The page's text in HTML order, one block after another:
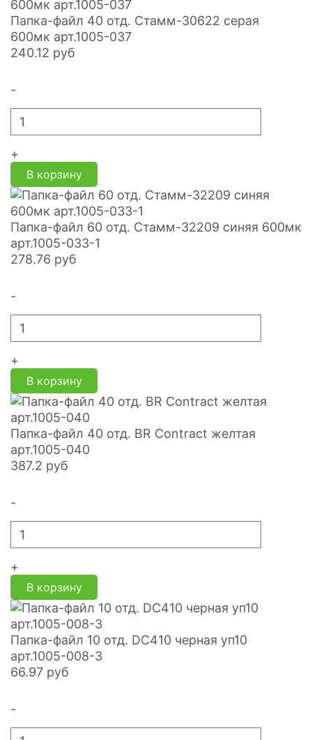
Папка-файл 40 отд. Стамм-30622 серая
600мк арт.1005-037
240.12 руб
-
+
В корзину
Папка-файл 60 отд. Стамм-32209 синяя 600мк
арт.1005-033-1
278.76 руб
-
+
В корзину
Папка-файл 40 отд. BR Contract желтая
арт.1005-040
387.2 руб
-
+
В корзину
Папка-файл 10 отд. DC410 черная уп10
арт.1005-008-3
66.97 руб
-